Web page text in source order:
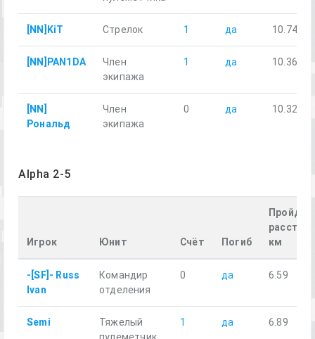
[NN]KiT Стрелок 1 да 10.74
[NN]PAN1DA
Член
экипажа
1 да 10.36
[NN]
Рональд
Член
экипажа
0 да 10.32
Alpha 2-5
Игрок Юнит Счёт Погиб
км
-[SF]- Russ
Ivan
Командир
отделения
0 да 6.59
Semi
Тяжелый
1 да 6.89